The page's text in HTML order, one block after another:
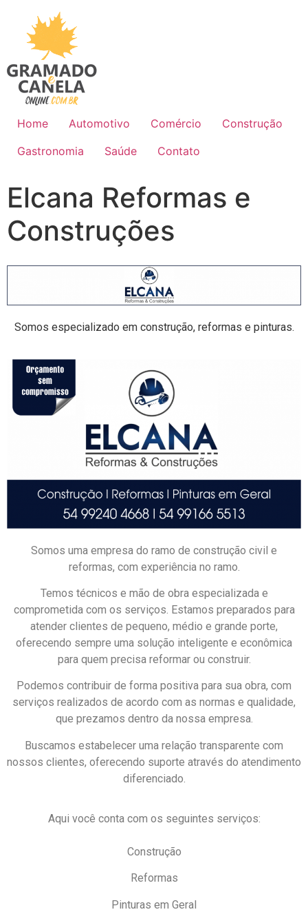
Home Automotivo Comércio
Construção
Gastronomia
Saúde Contato
Elcana Reformas e
Construções
Somos especializado em construção, reformas e pinturas.
Somos uma empresa do ramo de construção civil e
reformas, com experiência no ramo.
Temos técnicos e mão de obra especializada e
comprometida com os serviços. Estamos preparados para
atender clientes de pequeno, médio e grande porte,
oferecendo sempre uma solução inteligente e econômica
para quem precisa reformar ou construir.
Podemos contribuir de forma positiva para sua obra, com
serviços realizados de acordo com as normas e qualidade,
que prezamos dentro da nossa empresa.
Buscamos estabelecer uma relação transparente com
nossos clientes, oferecendo suporte através do atendimento
diferenciado.
Aqui você conta com os seguintes serviços:
Construção
Reformas
Pinturas em Geral